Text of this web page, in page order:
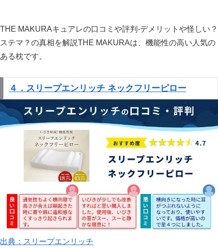
THE MAKURAキュアレの口コミや評判-デメリットや怪しい？
ステマ？の真相を解説THE MAKURAは、機能性の高い人気の
ある枕です。
４．スリープエンリッチ ネックフリーピロー
出典：スリープエンリッチ